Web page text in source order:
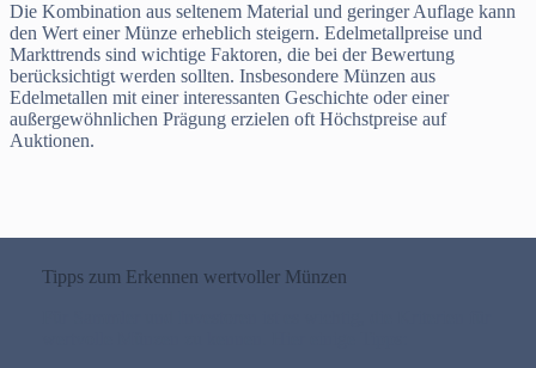
Die Kombination aus seltenem Material und geringer Auflage kann
den Wert einer Münze erheblich steigern. Edelmetallpreise und
Markttrends sind wichtige Faktoren, die bei der Bewertung
berücksichtigt werden sollten. Insbesondere Münzen aus
Edelmetallen mit einer interessanten Geschichte oder einer
außergewöhnlichen Prägung erzielen oft Höchstpreise auf
Auktionen.
Tipps zum Erkennen wertvoller Münzen